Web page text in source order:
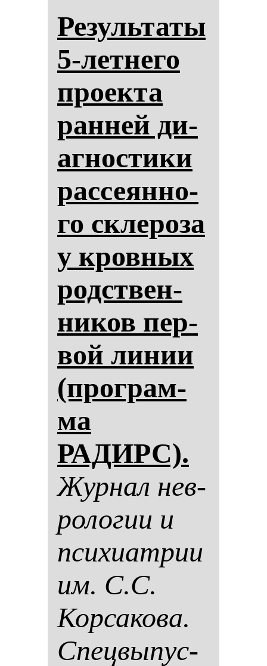
Ре­зуль­та­ты
5-лет­не­го
про­ек­та
ран­ней ди­
аг­нос­ти­ки
рас­се­ян­но­
го скле­ро­за
у кров­ных
родствен­
ни­ков пер­
вой ли­нии
(прог­рам­
ма
РАДИРС).
Жур­нал нев­
ро­ло­гии и
пси­хи­ат­рии
им. С.С.
Кор­са­ко­ва.
Спец­вы­пус­